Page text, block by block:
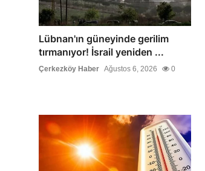
Lübnan'ın güneyinde gerilim
tırmanıyor! İsrail yeniden ...
Çerkezköy Haber Ağustos 6, 2026 0